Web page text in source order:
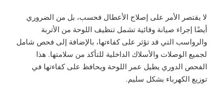
لا يقتصر الأمر على إصلاح الأعطال فحسب، بل من الضروري
أيضًا إجراء صيانة وقائية تشمل تنظيف اللوحة من الأتربة
والرواسب التي قد تؤثر على كفاءتها، بالإضافة إلى فحص شامل
لجميع الوصلات والأسلاك الداخلية للتأكد من سلامتها. هذا
الفحص الدوري يطيل عمر اللوحة ويحافظ على كفاءتها في
توزيع الكهرباء بشكل سليم.